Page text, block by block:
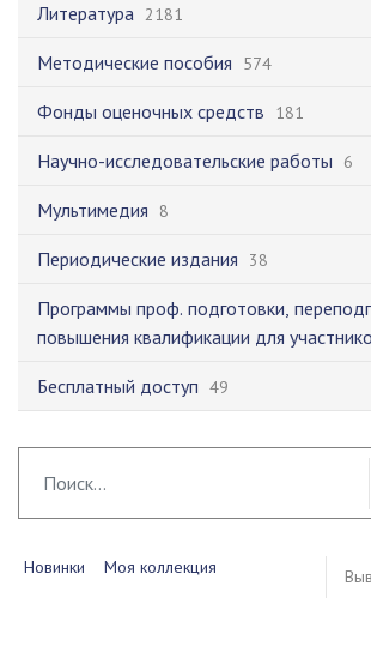
Литература 2181
Методические пособия 574
Фонды оценочных средств 181
Научно-исследовательские работы 6
Мультимедия 8
Периодические издания 38
Программы проф. подготовки,
повышения квалификации для
Бесплатный доступ 49
Новинки Моя коллекция